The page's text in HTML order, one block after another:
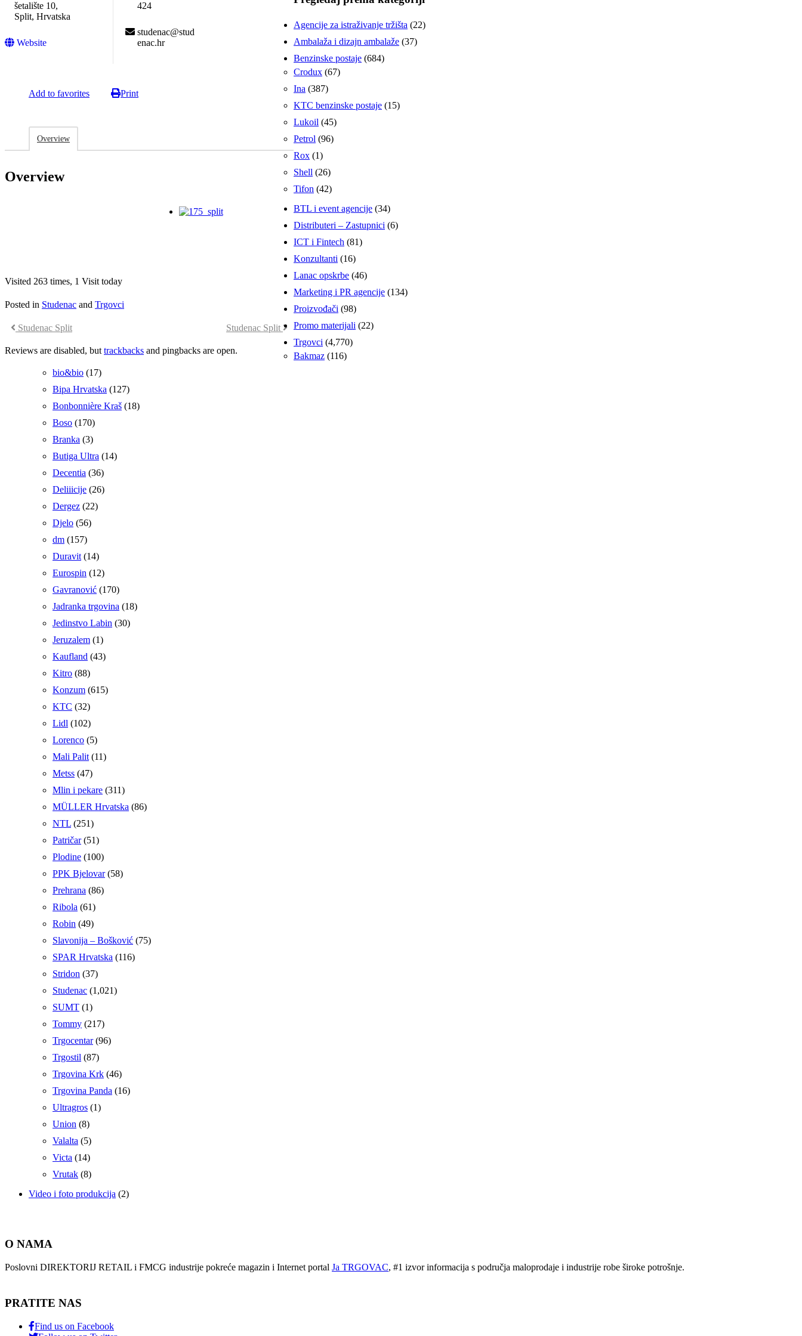
šetalište 10,
Split, Hrvatska
Website
424
studenac@stud
enac.hr
Add to favorites Print
Overview
Overview
Visited 263 times, 1 Visit today
Posted in Studenac and Trgovci
Studenac Split Studenac Split
Reviews are disabled, but trackbacks and pingbacks are open.
Agencije za istraživanje tržišta (22)
Ambalaža i dizajn ambalaže (37)
Benzinske postaje (684)
Crodux (67)
Ina (387)
KTC benzinske postaje (15)
Lukoil (45)
Petrol (96)
Rox (1)
Shell (26)
Tifon (42)
BTL i event agencije (34)
Distributeri – Zastupnici (6)
ICT i Fintech (81)
Konzultanti (16)
Lanac opskrbe (46)
Marketing i PR agencije (134)
Proizvođači (98)
Promo materijali (22)
Trgovci (4,770)
Bakmaz (116)
bio&bio (17)
Bipa Hrvatska (127)
Bonbonnière Kraš (18)
Boso (170)
Branka (3)
Butiga Ultra (14)
Decentia (36)
Deliiicije (26)
Dergez (22)
Djelo (56)
dm (157)
Duravit(14)
Eurospin (12)
Gavranović (170)
Jadranka trgovina (18)
Jedinstvo Labin (30)
Jeruzalem (1)
Kaufland (43)
Kitro (88)
Konzum (615)
KTC (32)
Lidl (102)
Lorenco (5)
Mali Palit(11)
Metss (47)
Mlin i pekare (311)
MÜLLER Hrvatska (86)
NTL (251)
Patričar(51)
Plodine (100)
PPK Bjelovar(58)
Prehrana (86)
Ribola (61)
Robin (49)
Slavonija – Bošković (75)
SPAR Hrvatska (116)
Stridon (37)
Studenac (1,021)
SUMT (1)
Tommy (217)
Trgocentar(96)
Trgostil (87)
Trgovina Krk (46)
Trgovina Panda (16)
Ultragros (1)
Union (8)
Valalta (5)
Victa (14)
Vrutak (8)
Video i foto produkcija (2)
O NAMA
Poslovni DIREKTORIJ RETAIL i FMCG industrije pokreće magazin i Internet portal Ja TRGOVAC, #1 izvor informacija s područja maloprodaje i industrije robe široke potrošnje.
PRATITE NAS
Find us on Facebook